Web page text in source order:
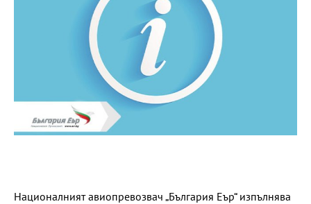
Националният авиопревозвач „България Еър“ изпълнява